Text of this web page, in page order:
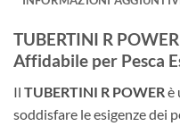
TUBERTINI R
Affidabile per Pesca
Il TUBERTINI R POWERè
soddisfare le esigenze dei